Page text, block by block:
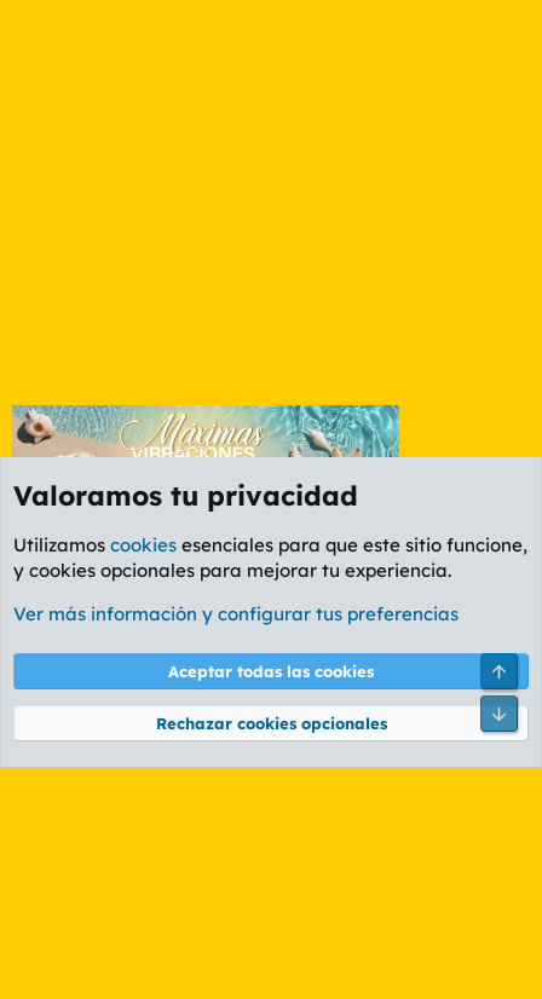
Etiquetas
Cookies
PL OLDSTYLE AMARILLO
Términos y reglas Política de privacidad Ayuda
Community platform by XenForo® © 2010-2026 XenForo Ltd.
Valoramos tu privacidad
Utilizamos cookies esenciales para que este sitio funcione,
y cookies opcionales para mejorar tu experiencia.
Ver más información y configurar tus preferencias
Aceptar todas las cookies
Rechazar cookies opcionales
Pie